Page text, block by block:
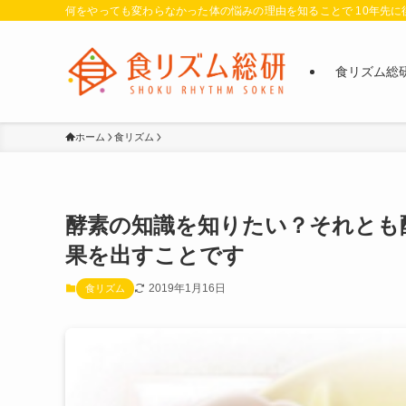
何をやっても変わらなかった体の悩みの理由を知ることで 10年先
食リズム総
ホーム 食リズム
酵素の知識を知りたい？それと
果を出すことです
食リズム 2019年1月16日